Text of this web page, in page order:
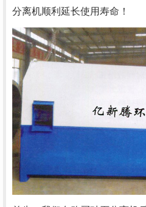
分离机顺利延长使用寿命！